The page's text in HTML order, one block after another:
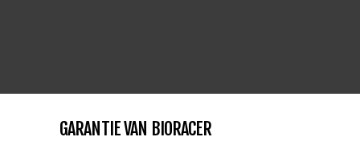
GARANTIE VAN BIORACER